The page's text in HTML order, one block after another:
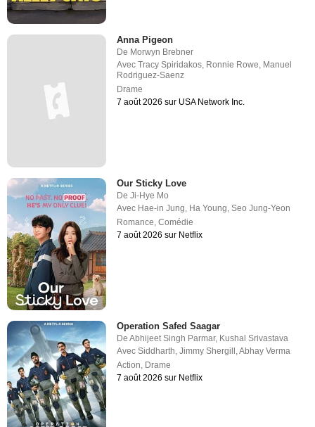
Anna Pigeon
De Morwyn Brebner
AvecTracy Spiridakos, Ronnie Rowe, Manuel
Rodriguez-Saenz
Drame
7 août 2026 sur USA Network Inc.
Our Sticky Love
DeJi-Hye Mo
Avec Hae-in Jung Ha Young ,Seo Jung-Yeon
Romance ,Comédie
7 août 2026 sur Netflix
Operation Safed Saagar
DeAbhijeet Singh Parmar, Kushal Srivastava
AvecSiddharth,Jimmy Shergill ,Abhay Verma
Action, Drame
7 août 2026 sur Netflix